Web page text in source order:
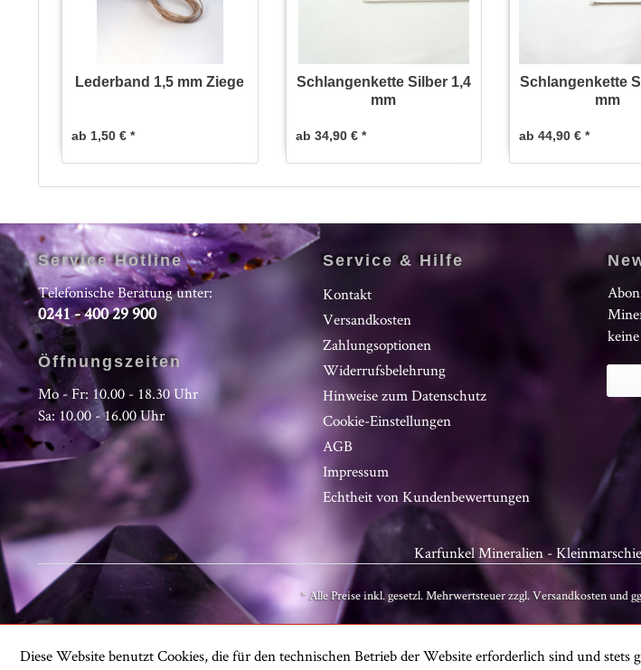
Lederband 1,5 mm Ziege
ab 1,50 € *
Schlangenkette Silber 1,4
mm
ab 34,90 € *
Schlangenkette
mm
ab 44,90 € *
Service Hotline
Telefonische Beratung unter:
0241 - 400 29 900
Öffnungszeiten
Mo - Fr: 10.00 - 18.30 Uhr
Sa: 10.00 - 16.00 Uhr
Service & Hilfe
Kontakt
Versandkosten
Zahlungsoptionen
Widerrufsbelehrung
Hinweise zum Datenschutz
Cookie-Einstellungen
AGB
Impressum
Echtheit von Kundenbewertungen
Karfunkel Mineralien -
* Alle Preise inkl. gesetzl. Mehrwertsteuer zzgl. Versandkostenund
Diese Website benutzt Cookies, die für den technischen Betrieb der Website erforderlich sind und stets